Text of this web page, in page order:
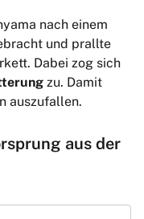
nach einem
und prallte
Dabei zog sich
zu. Damit
auszufallen.
aus der